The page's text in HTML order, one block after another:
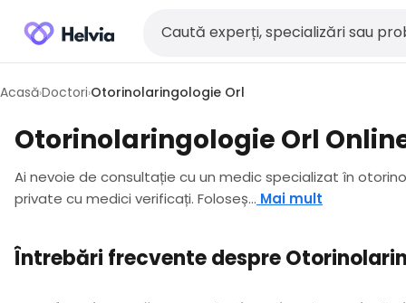
Acasă›Doctori›Otorinolaringologie Orl
Otorinolaringologie Orl
Ai nevoie de consultație cu un medic specializat în
private cu medici verificați. Foloseș... Mai mult
Întrebări frecvente despre